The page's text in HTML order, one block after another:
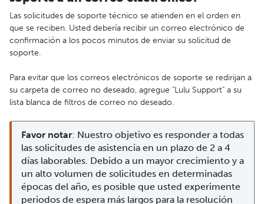
Las solicitudes de soporte técnico se atienden en el orden en
que se reciben. Usted debería recibir un correo electrónico de
confirmación a los pocos minutos de enviar su solicitud de
soporte.
Para evitar que los correos electrónicos de soporte se redirijan a
su carpeta de correo no deseado, agregue "Lulu Support" a su
lista blanca de filtros de correo no deseado.
Favor notar: Nuestro objetivo es responder a todas
las solicitudes de asistencia en un plazo de 2 a 4
días laborables. Debido a un mayor crecimiento y a
un alto volumen de solicitudes en determinadas
épocas del año, es posible que usted experimente
periodos de espera más largos para la resolución